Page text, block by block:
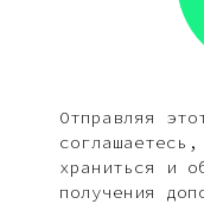
Отправляя
храниться и
получения